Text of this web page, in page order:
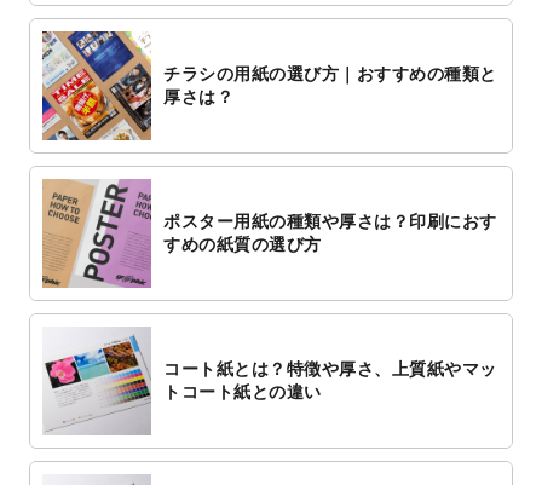
チラシの用紙の選び方｜おすすめの種類と
厚さは？
ポスター用紙の種類や厚さは？印刷におす
すめの紙質の選び方
コート紙とは？特徴や厚さ、上質紙やマッ
トコート紙との違い